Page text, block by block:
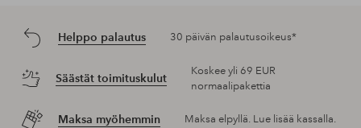
Helppo palautus 30 päivän palautusoikeus*
Säästät toimituskulut
Koskee yli 69 EUR
normaalipakettia
Maksa myöhemmin Maksa elpyllä. Lue lisää kassalla.